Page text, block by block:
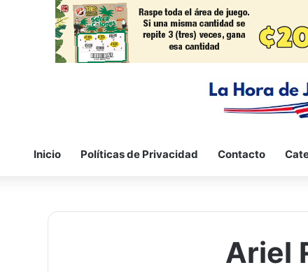
Inicio Políticas de Privacidad Contacto
Ariel